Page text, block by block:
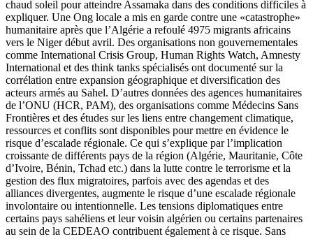
chaud soleil pour atteindre Assamaka dans des conditions difficiles à
expliquer. Une Ong locale a mis en garde contre une «catastrophe»
humanitaire après que l’Algérie a refoulé 4975 migrants africains
vers le Niger début avril. Des organisations non gouvernementales
comme International Crisis Group, Human Rights Watch, Amnesty
International et des think tanks spécialisés ont documenté sur la
corrélation entre expansion géographique et diversification des
acteurs armés au Sahel. D’autres données des agences humanitaires
de l’ONU (HCR, PAM), des organisations comme Médecins Sans
Frontières et des études sur les liens entre changement climatique,
ressources et conflits sont disponibles pour mettre en évidence le
risque d’escalade régionale. Ce qui s’explique par l’implication
croissante de différents pays de la région (Algérie, Mauritanie, Côte
d’Ivoire, Bénin, Tchad etc.) dans la lutte contre le terrorisme et la
gestion des flux migratoires, parfois avec des agendas et des
alliances divergentes, augmente le risque d’une escalade régionale
involontaire ou intentionnelle. Les tensions diplomatiques entre
certains pays sahéliens et leur voisin algérien ou certains partenaires
au sein de la CEDEAO contribuent également à ce risque. Sans